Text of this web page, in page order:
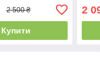
2 500 ₴
Купити
2